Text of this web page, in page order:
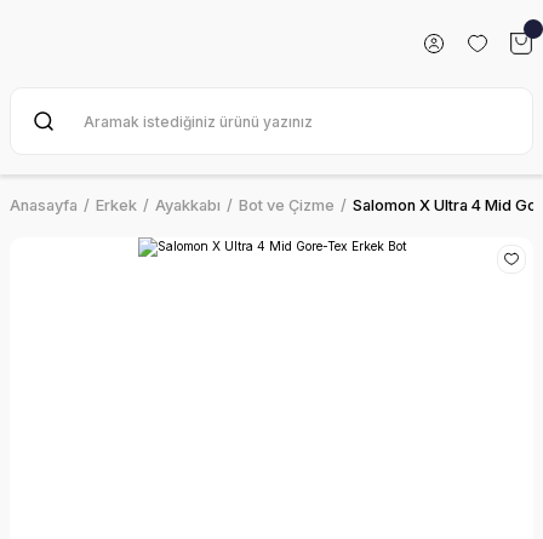
Anasayfa Erkek Ayakkabı Bot ve Çizme Salomon X Ultra 4 Mid